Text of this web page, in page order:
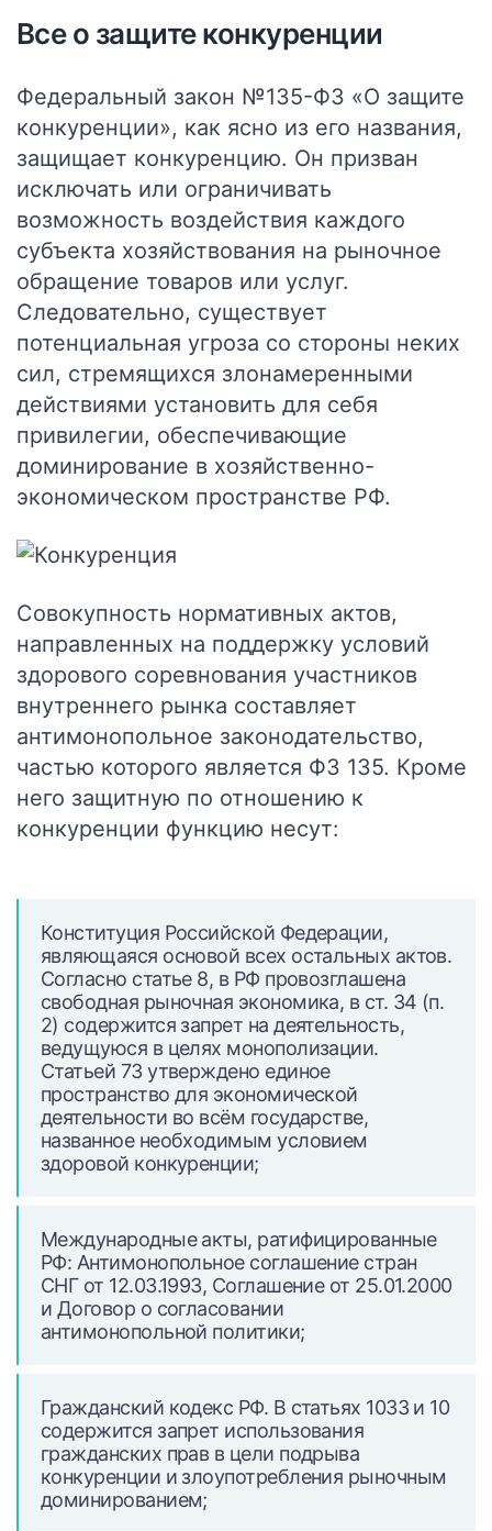
Все о защите конкуренции
Федеральный закон №135-ФЗ «О защите
конкуренции», как ясно из его названия,
защищает конкуренцию. Он призван
исключать или ограничивать
возможность воздействия каждого
субъекта хозяйствования на рыночное
обращение товаров или услуг.
Следовательно, существует
потенциальная угроза со стороны неких
сил, стремящихся злонамеренными
действиями установить для себя
привилегии, обеспечивающие
доминирование в хозяйственно-
экономическом пространстве РФ.
Совокупность нормативных актов,
направленных на поддержку условий
здорового соревнования участников
внутреннего рынка составляет
антимонопольное законодательство,
частью которого является ФЗ 135. Кроме
него защитную по отношению к
конкуренции функцию несут:
Конституция Российской Федерации,
являющаяся основой всех остальных актов.
Согласно статье 8, в РФ провозглашена
свободная рыночная экономика, в ст. 34 (п.
2) содержится запрет на деятельность,
ведущуюся в целях монополизации.
Статьей 73 утверждено единое
пространство для экономической
деятельности во всём государстве,
названное необходимым условием
здоровой конкуренции;
Международные акты, ратифицированные
РФ: Антимонопольное соглашение стран
СНГ от 12.03.1993, Соглашение от 25.01.2000
и Договор о согласовании
антимонопольной политики;
Гражданский кодекс РФ. В статьях 1033 и 10
содержится запрет использования
гражданских прав в цели подрыва
конкуренции и злоупотребления рыночным
доминированием;